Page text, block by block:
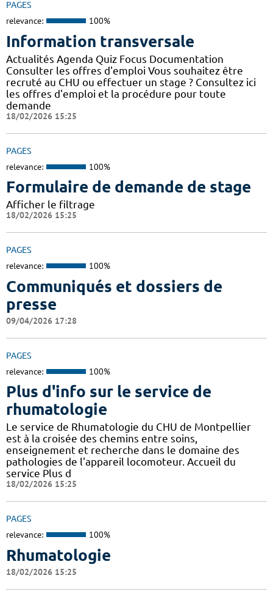
PAGES
relevance: 100%
Information transversale
Actualités Agenda Quiz Focus Documentation
Consulter les offres d'emploi Vous souhaitez être
recruté au CHU ou effectuer un stage ? Consultez ici
les offres d'emploi et la procédure pour toute
demande
18/02/2026 15:25
PAGES
relevance: 100%
Formulaire de demande de stage
Afficher le filtrage
18/02/2026 15:25
PAGES
relevance: 100%
Communiqués et dossiers de
presse
09/04/2026 17:28
PAGES
relevance: 100%
Plus d'info sur le service de
rhumatologie
Le service de Rhumatologie du CHU de Montpellier
est à la croisée des chemins entre soins,
enseignement et recherche dans le domaine des
pathologies de l'appareil locomoteur. Accueil du
service Plus d
18/02/2026 15:25
PAGES
relevance: 100%
Rhumatologie
18/02/2026 15:25